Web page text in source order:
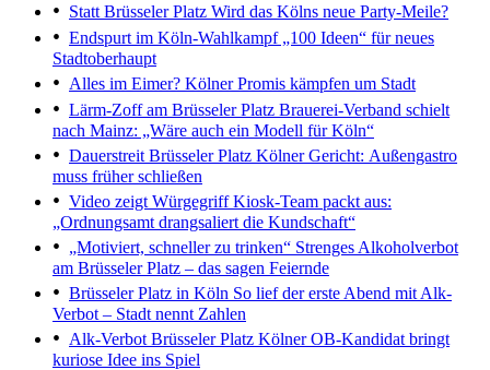
Statt Brüsseler Platz Wird das Kölns neue Party-Meile?
Endspurt im Köln-Wahlkampf„100 Ideen“ für neues
Stadtoberhaupt
Alles im Eimer? Kölner Promis kämpfen um Stadt
Lärm-Zoff am Brüsseler Platz Brauerei-Verband schielt
nach Mainz: „Wäre auch ein Modell für Köln“
Dauerstreit Brüsseler Platz Kölner Gericht: Außengastro
muss früher schließen
Video zeigt WürgegriffKiosk-Team packt aus:
„Ordnungsamt drangsaliert die Kundschaft“
„Motiviert, schneller zu trinken“ Strenges Alkoholverbot
am Brüsseler Platz – das sagen Feiernde
Brüsseler Platz in Köln So lief der erste Abend mit Alk-
Verbot – Stadt nennt Zahlen
Alk-Verbot Brüsseler Platz Kölner OB-Kandidat bringt
kuriose Idee ins Spiel